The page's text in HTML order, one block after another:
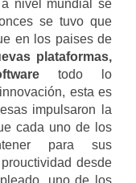
nivel mundial se
se tuvo que
en los paises de
plataformas,
todo lo
esta es
impulsaron la
cada uno de los
para sus
desde
uno de los